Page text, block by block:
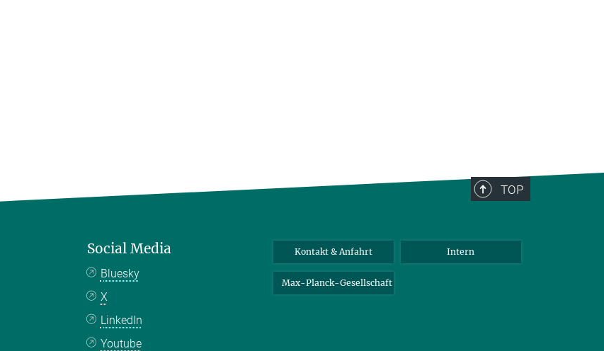
TOP
Social Media
Bluesky
X
LinkedIn
Youtube
Kontakt & Anfahrt Intern
Max-Planck-Gesellschaft